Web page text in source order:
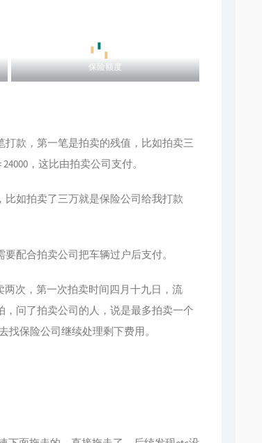
保险额度
款，第一笔是拍卖的残值，比如拍卖三
，这比由拍卖公司支付。
如拍卖了三万就是保险公司给我打款
配合拍卖公司把车辆过户后支付。
次，第一次拍卖时间四月十九日，流
问了拍卖公司的人，说是最多拍卖一个
找保险公司继续处理剩下费用。